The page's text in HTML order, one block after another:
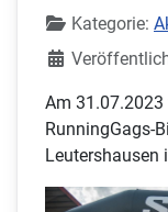
Kategorie:
Am
RunningGags-
Leutershausen